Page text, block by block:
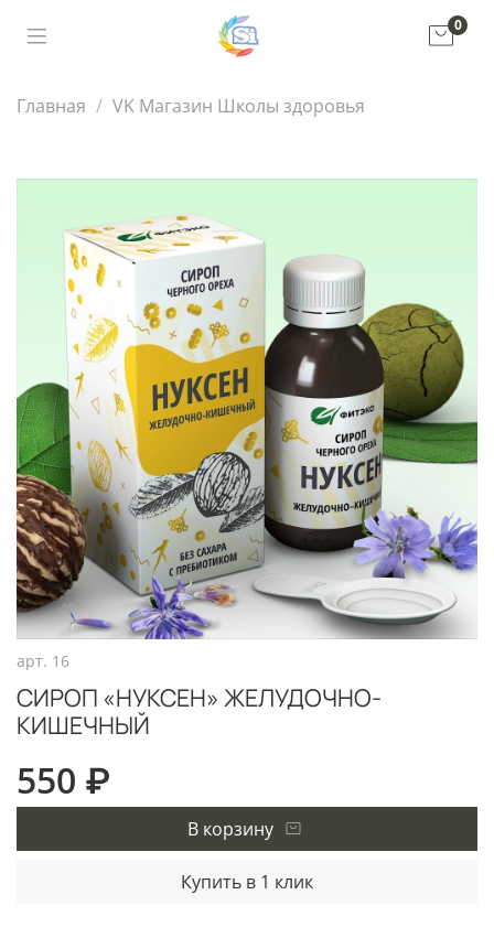
0
Главная VK Магазин Школы здоровья
арт. 16
СИРОП «НУКСЕН» ЖЕЛУДОЧНО-
КИШЕЧНЫЙ
550 ₽
В корзину
Купить в 1 клик